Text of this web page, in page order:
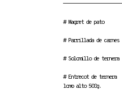
# Magret de pato
# Parrillada de carnes
# Solomillo de ternera
# Entrecot de ternera
lomo alto 500g.